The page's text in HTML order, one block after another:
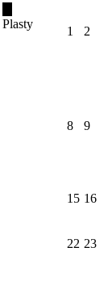
Plasty
1 2
8 9
15 16
22 23